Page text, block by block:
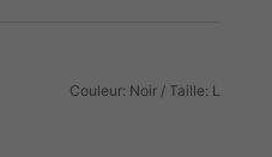
Couleur: Noir / Taille: L